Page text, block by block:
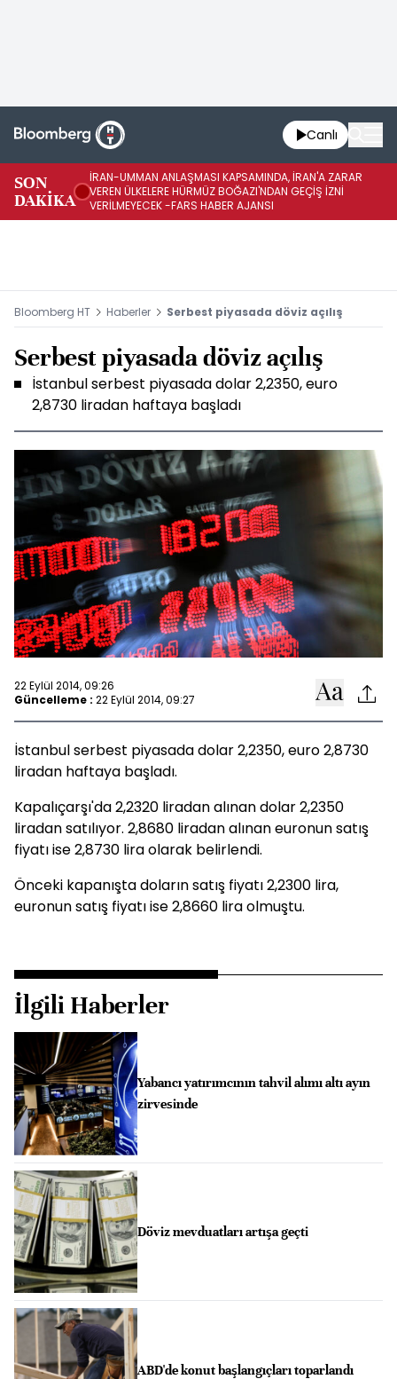
Canlı
SON
DAKİKA
İRAN-UMMAN ANLAŞMASI KAPSAMINDA, İRAN'A ZARAR
VEREN ÜLKELERE HÜRMÜZ BOĞAZI'NDAN GEÇİŞ İZNİ
VERİLMEYECEK -FARS HABER AJANSI
Bloomberg HT Haberler Serbest piyasada döviz açılış
Serbest piyasada döviz açılış
İstanbul serbest piyasada dolar 2,2350, euro
2,8730 liradan haftaya başladı
22 Eylül 2014, 09:26
Güncelleme : 22 Eylül 2014, 09:27
İstanbul serbest piyasada dolar 2,2350, euro 2,8730
liradan haftaya başladı.
Kapalıçarşı'da 2,2320 liradan alınan dolar 2,2350
liradan satılıyor. 2,8680 liradan alınan euronun satış
fiyatı ise 2,8730 lira olarak belirlendi.
Önceki kapanışta doların satış fiyatı 2,2300 lira,
euronun satış fiyatı ise 2,8660 lira olmuştu.
İlgili Haberler
Yabancı yatırımcının tahvil alımı altı ayın
zirvesinde
Döviz mevduatları artışa geçti
ABD'de konut başlangıçları toparlandı